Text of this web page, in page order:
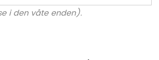
i den våte enden).